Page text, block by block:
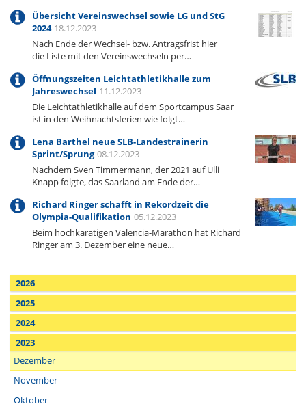
Übersicht Vereinswechsel sowie LG und StG
2024 18.12.2023
Nach Ende der Wechsel- bzw. Antragsfrist hier
die Liste mit den Vereinswechseln per…
Öffnungszeiten Leichtathletikhalle zum
Jahreswechsel 11.12.2023
Die Leichtathletikhalle auf dem Sportcampus Saar
ist in den Weihnachtsferien wie folgt…
Lena Barthel neue SLB-Landestrainerin
Sprint/Sprung 08.12.2023
Nachdem Sven Timmermann, der 2021 auf Ulli
Knapp folgte, das Saarland am Ende der…
Richard Ringer schafft in Rekordzeit die
Olympia-Qualifikation 05.12.2023
Beim hochkarätigen Valencia-Marathon hat Richard
Ringer am 3. Dezember eine neue…
2026
2025
2024
2023
Dezember
November
Oktober